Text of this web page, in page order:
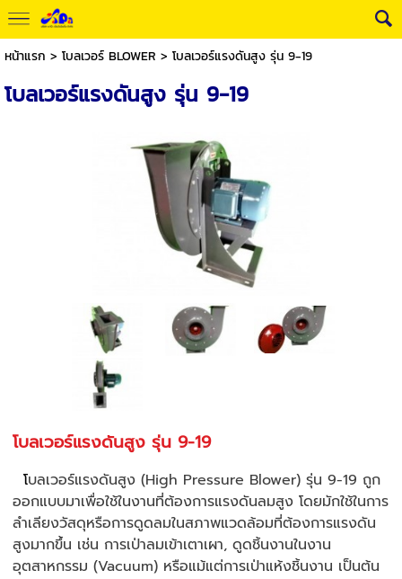
หน้าแรก > โบลเวอร์ BLOWER > โบลเวอร์แรงดันสูง รุ่น 9-19
โบลเวอร์แรงดันสูง รุ่น 9-19
โบลเวอร์แรงดันสูง รุ่น 9-19
โบลเวอร์แรงดันสูง (High Pressure Blower) รุ่น 9-19 ถูก
ออกแบบมาเพื่อใช้ในงานที่ต้องการแรงดันลมสูง โดยมักใช้ในการ
ลำเลียงวัสดุหรือการดูดลมในสภาพแวดล้อมที่ต้องการแรงดัน
สูงมากขึ้น เช่น การเป่าลมเข้าเตาเผา, ดูดชิ้นงานในงาน
อุตสาหกรรม (Vacuum) หรือแม้แต่การเป่าแห้งชิ้นงาน เป็นต้น